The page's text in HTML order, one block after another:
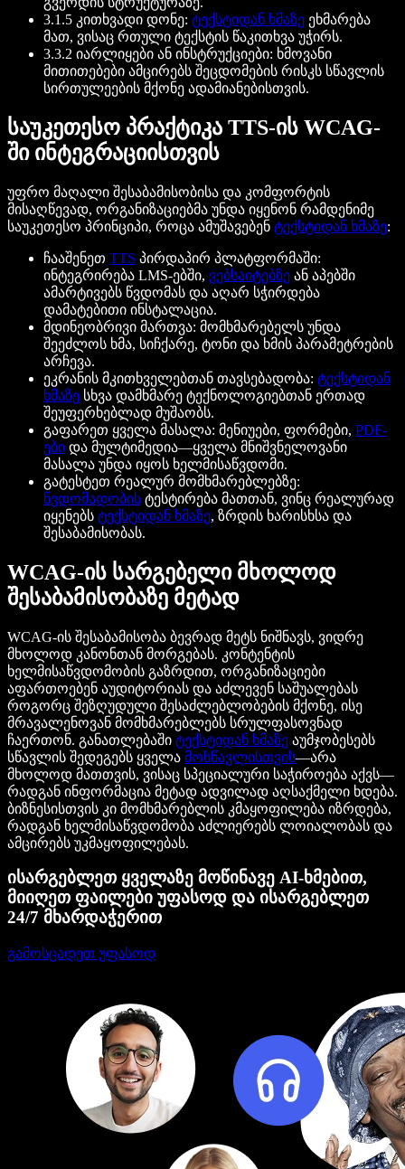
3.1.5 კითხვადი დონე: ტექსტიდან ხმაზე ეხმარება
მათ, ვისაც რთული ტექსტის წაკითხვა უჭირს.
3.3.2 იარლიყები ან ინსტრუქციები: ხმოვანი
მითითებები ამცირებს შეცდომების რისკს სწავლის
სირთულეების მქონე ადამიანებისთვის.
საუკეთესო პრაქტიკა TTS-ის WCAG-
ში ინტეგრაციისთვის
უფრო მაღალი შესაბამისობისა და კომფორტის
მისაღწევად, ორგანიზაციებმა უნდა იყენონ რამდენიმე
საუკეთესო პრინციპი, როცა ამუშავებენ ტექსტიდან ხმაზე:
ჩააშენეთ TTS პირდაპირ პლატფორმაში:
ინტეგრირება LMS-ებში, ვებსაიტებზე ან აპებში
ამარტივებს წვდომას და აღარ სჭირდება
დამატებითი ინსტალაცია.
მდინეობრივი მართვა: მომხმარებელს უნდა
შეეძლოს ხმა, სიჩქარე, ტონი და ხმის პარამეტრების
არჩევა.
ეკრანის მკითხველებთან თავსებადობა: ტექსტიდან
ხმაზე სხვა დამხმარე ტექნოლოგიებთან ერთად
შეუფერხებლად მუშაობს.
გაფარეთ ყველა მასალა: მენიუები, ფორმები, PDF-
ები და მულტიმედია—ყველა მნიშვნელოვანი
მასალა უნდა იყოს ხელმისაწვდომი.
გატესტეთ რეალურ მომხმარებლებზე:
წვდომადობის ტესტირება მათთან, ვინც რეალურად
იყენებს ტექსტიდან ხმაზე, ზრდის ხარისხსა და
შესაბამისობას.
WCAG-ის სარგებელი მხოლოდ
შესაბამისობაზე მეტად
WCAG-ის შესაბამისობა ბევრად მეტს ნიშნავს, ვიდრე
მხოლოდ კანონთან მორგებას. კონტენტის
ხელმისაწვდომობის გაზრდით, ორგანიზაციები
აფართოებენ აუდიტორიას და აძლევენ საშუალებას
როგორც შეზღუდული შესაძლებლობების მქონე, ისე
მრავალენოვან მომხმარებლებს სრულფასოვნად
ჩაერთონ. განათლებაში ტექსტიდან ხმაზე აუმჯობესებს
სწავლის შედეგებს ყველა მოსწავლისთვის—არა
მხოლოდ მათთვის, ვისაც სპეციალური საჭიროება აქვს—
რადგან ინფორმაცია მეტად ადვილად აღსაქმელი ხდება.
ბიზნესისთვის კი მომხმარებლის კმაყოფილება იზრდება,
რადგან ხელმისაწვდომობა აძლიერებს ლოიალობას და
ამცირებს უკმაყოფილებას.
ისარგებლეთ ყველაზე მოწინავე AI-ხმებით,
მიიღეთ ფაილები უფასოდ და ისარგებლეთ
24/7 მხარდაჭერით
გამოსცადეთ უფასოდ